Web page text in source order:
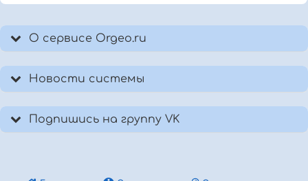
О сервисе Orgeo.ru
Новости системы
Подпишись на группу VK